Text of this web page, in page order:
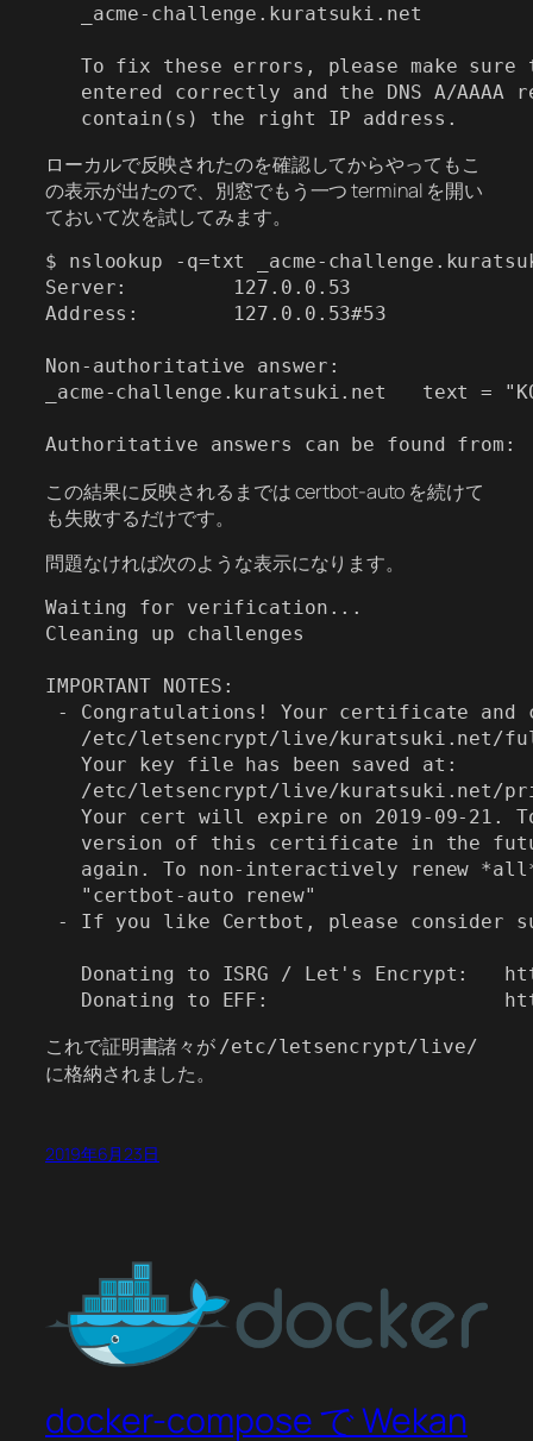
   _acme-challenge.kuratsuki.net
To fix these errors, please make sure
entered correctly and the DNS A/AAAA
ローカルで反映されたのを確認してからやってもこ
の表示が出たので、別窓でもう一つ terminal を開い
ておいて次を試してみます。
$ nslookup -q=txt _acme-
Server:         127.0.0.53
Address:        127.0.0.53#53
Non-authoritative answer:
_acme-challenge.kuratsuki.net   text =
この結果に反映されるまでは certbot-auto を続けて
も失敗するだけです。
問題なければ次のような表示になります。
Waiting for verification...
Cleaning up challenges
IMPORTANT NOTES:
- Congratulations! Your certificate and
/etc/letsencrypt/live/kuratsuki.net/
   Your key file has been saved at:
/etc/letsencrypt/live/kuratsuki.net/
Your cert will expire on 2019-09-21.
version of this certificate in the
again. To non-interactively renew
   "certbot-auto renew"
- If you like Certbot, please consider
Donating to ISRG / Let's Encrypt:
これで証明書諸々が /etc/letsencrypt/live/
に格納されました。
2019年6月23日
docker-compose で Wekan